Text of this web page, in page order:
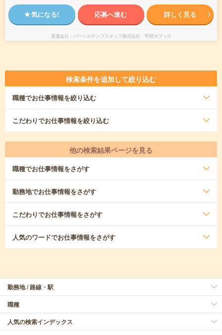
気になる! 応募へ進む 詳しく見る
派遣会社 パーソルテンプスタッフ株式会社 甲府オフィス
検索条件を追加して絞り込む
職種でお仕事情報を絞り込む
こだわりでお仕事情報を絞り込む
他の検索結果ページを見る
職種でお仕事情報をさがす
勤務地でお仕事情報をさがす
こだわりでお仕事情報をさがす
人気のワードでお仕事情報をさがす
勤務地 / 路線・駅
職種
人気の検索インデックス